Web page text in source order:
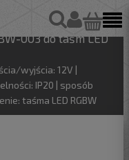
003 do taśm LED
wyjścia: 12V |
IP20 | sposób
taśma LED RGBW